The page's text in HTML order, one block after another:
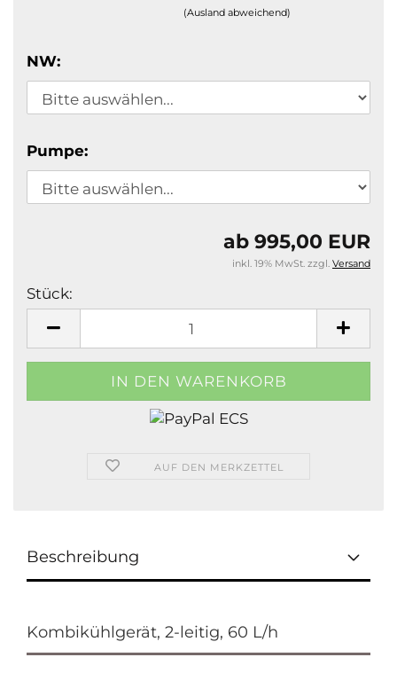
(Ausland abweichend)
NW:
Pumpe:
ab 995,00 EUR
inkl. 19% MwSt. zzgl. Versand
Stück:
AUF DEN MERKZETTEL
Beschreibung
Kombikühlgerät, 2-leitig, 60 L/h